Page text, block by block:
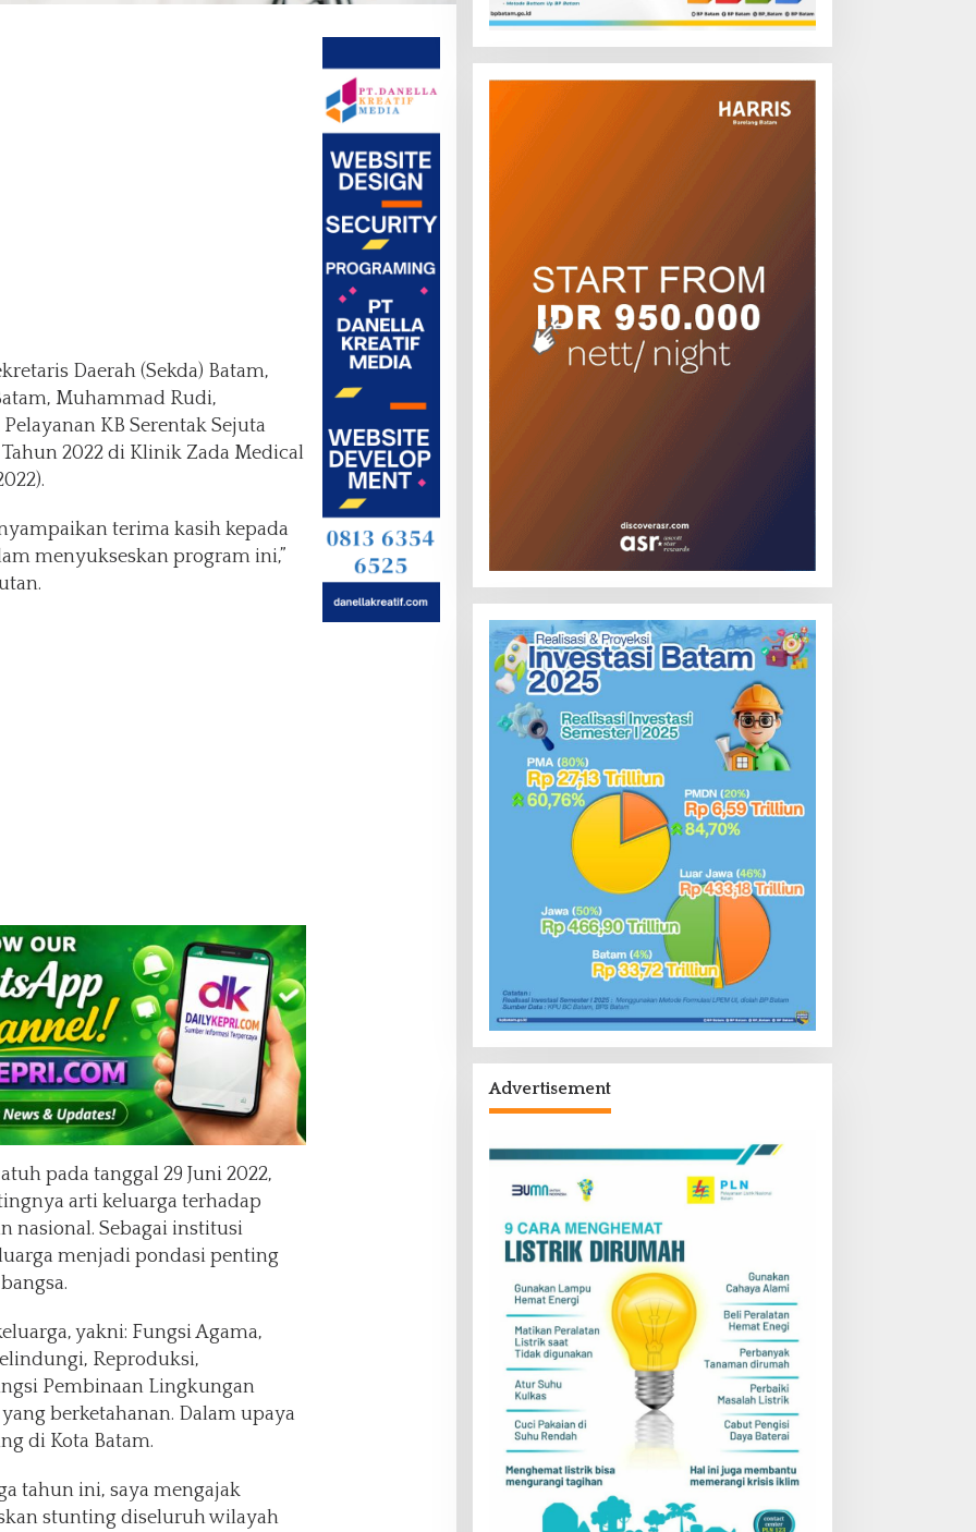
Daerah (Sekda) Batam,
Muhammad Rudi,
KB Serentak Sejuta
2022 di Klinik Zada Medical
terima kasih kepada
menyukseskan program ini,”
pada tanggal 29 Juni 2022,
arti keluarga terhadap
nasional. Sebagai institusi
menjadi pondasi penting
yakni: Fungsi Agama,
Reproduksi,
Pembinaan Lingkungan
berketahanan. Dalam upaya
di Kota Batam.
tahun ini, saya mengajak
stunting diseluruh wilayah
Advertisement